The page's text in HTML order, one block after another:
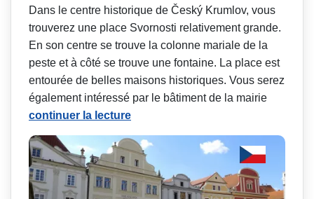
Dans le centre historique de Český Krumlov, vous
trouverez une place Svornosti relativement grande.
En son centre se trouve la colonne mariale de la
peste et à côté se trouve une fontaine. La place est
entourée de belles maisons historiques. Vous serez
également intéressé par le bâtiment de la mairie
continuer la lecture